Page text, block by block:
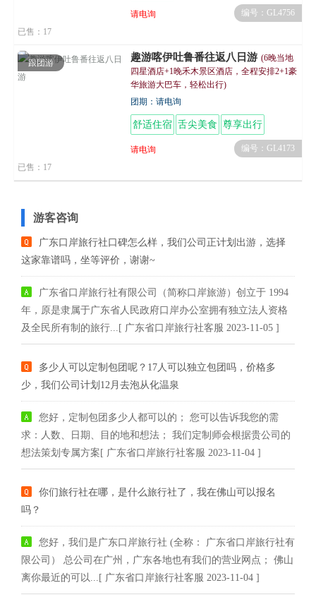
请电询
编号：GL4756
已售：17
跟团游 趣游喀伊吐鲁番往返八日游 (6晚当地
四星酒店+1晚禾木景区酒店，全程安排2+1豪
华旅游大巴车，轻松出行)
团期：请电询
舒适住宿 舌尖美食 尊享出行
请电询
编号：GL4173
已售：17
游客咨询
广东口岸旅行社口碑怎么样，我们公司正计划出游，选择
这家靠谱吗，坐等评价，谢谢~
广东省口岸旅行社有限公司（简称口岸旅游）创立于 1994
年，原是隶属于广东省人民政府口岸办公室拥有独立法人资格
及全民所有制的旅行...[ 广东省口岸旅行社客服 2023-11-05 ]
多少人可以定制包团呢？17人可以独立包团吗，价格多
少，我们公司计划12月去泡从化温泉
您好，定制包团多少人都可以的； 您可以告诉我您的需
求：人数、日期、目的地和想法； 我们定制师会根据贵公司的
想法策划专属方案[ 广东省口岸旅行社客服 2023-11-04 ]
你们旅行社在哪，是什么旅行社了，我在佛山可以报名
吗？
您好，我们是广东口岸旅行社 (全称： 广东省口岸旅行社有
限公司） 总公司在广州，广东各地也有我们的营业网点； 佛山
离你最近的可以...[ 广东省口岸旅行社客服 2023-11-04 ]